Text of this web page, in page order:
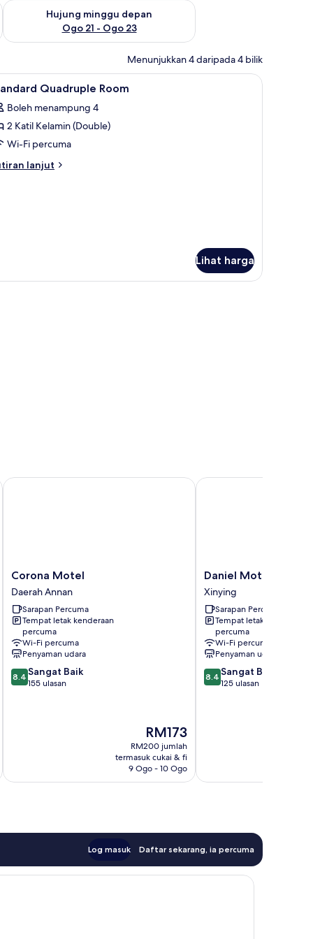
ini Ogo 14 - Ogo 16
Hujung minggu depan
Ogo 21 - Ogo 23
Semak ketersediaan untuk hujung minggu depan Ogo 21 -
Menunjukkan 4 daripada 4 bilik
terus, kalis bunyi, Wi-fi percumaStandard Quadruple Room | Meja, langsir/
6 Quadruple Room
Boleh menampung 4
2 Katil Kelamin (Double)
Wi-Fi percuma
lanjut
Lihat harga
Corona
Motel
Daerah
Annan
Corona Motel
Daerah Annan
Sarapan Percuma
Tempat letak kenderaan
percuma
Wi-Fi percuma
Penyaman udara
8.4
daripada
8.4 Sangat Baik
155 ulasan
Harga
ialah
RM173
RM173
RM200 jumlah
termasuk cukai & fi
9 Ogo - 10 Ogo
Corona Motel
Daniel
Motel
Xinying
Daniel Motel
Xinying
Sarapan Percuma
Tempat letak kenderaan
percuma
Wi-Fi percuma
Penyaman udara
8.4
daripada
8.4 Sangat Baik
125 ulasan
Daniel Motel
Log masuk Daftar sekarang, ia percuma